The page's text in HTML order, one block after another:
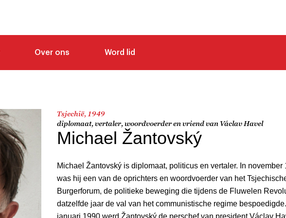
Over ons Word lid
Tsjechië, 1949
diplomaat, vertaler, woordvoerder en vriend van Václav Havel
Michael Žantovský
Michael Žantovský is diplomaat, politicus en vertaler. In november
was hij een van de oprichters en woordvoerder van het
Burgerforum, de politieke beweging die tijdens de Fluwelen
datzelfde jaar de val van het communistische regime
januari 1990 werd Žantovský de perschef van president Václav